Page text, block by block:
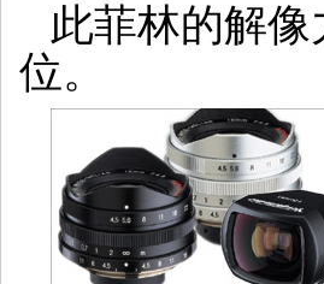
此菲林的解
位。